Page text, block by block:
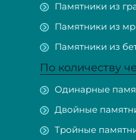
Памятники из
Памятники из
Памятники из
По количеству
Одинарные
Двойные
Тройные